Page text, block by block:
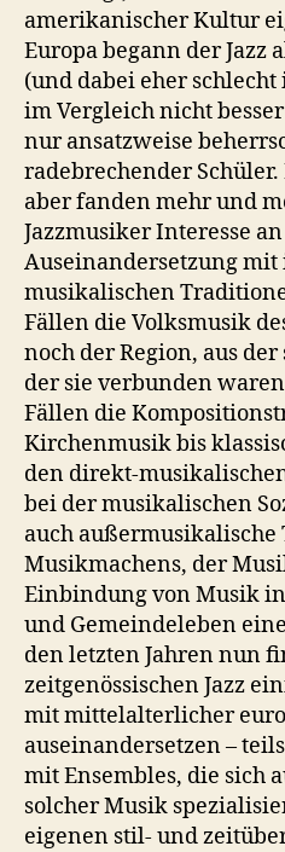
amerikanischer Kultur
Europa begann der Jazz
(und dabei eher
im Vergleich nicht
nur ansatzweise
radebrechender
aber fanden mehr und
Jazzmusiker Interesse
Auseinandersetzung
musikalischen
Fällen die Volksmusik
noch der Region, aus
der sie verbunden
Fällen die
Kirchenmusik bis
den direkt-
bei der musikalischen
auch
Musikmachens, der
Einbindung von Musik
und Gemeindeleben
den letzten Jahren nun
zeitgenössischen Jazz
mit mittelalterlicher
auseinandersetzen –
mit Ensembles, die sich
solcher Musik
eigenen stil- und